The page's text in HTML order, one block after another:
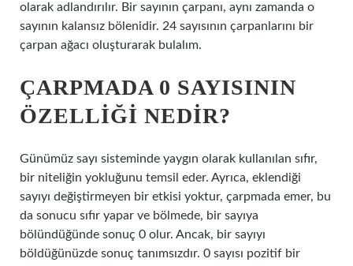
olarak adlandırılır. Bir sayının çarpanı, aynı zamanda o
sayının kalansız bölenidir. 24 sayısının çarpanlarını bir
çarpan ağacı oluşturarak bulalım.
ÇARPMADA 0 SAYISININ
ÖZELLIĞI NEDIR?
Günümüz sayı sisteminde yaygın olarak kullanılan sıfır,
bir niteliğin yokluğunu temsil eder. Ayrıca, eklendiği
sayıyı değiştirmeyen bir etkisi yoktur, çarpmada emer, bu
da sonucu sıfır yapar ve bölmede, bir sayıya
bölündüğünde sonuç 0 olur. Ancak, bir sayıyı
böldüğünüzde sonuç tanımsızdır. 0 sayısı pozitif bir